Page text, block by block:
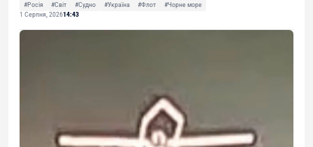
#Росія
#Світ #Судно #Україна #Флот
#Чорне море
1 Серпня, 202614:43